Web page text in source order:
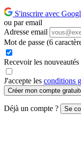
S'inscrire avec
ou par email
Adresse email
Mot de passe (6
Recevoir les nouveautés
J'accepte les conditions
Créer mon compte
Déjà un compte ? Se